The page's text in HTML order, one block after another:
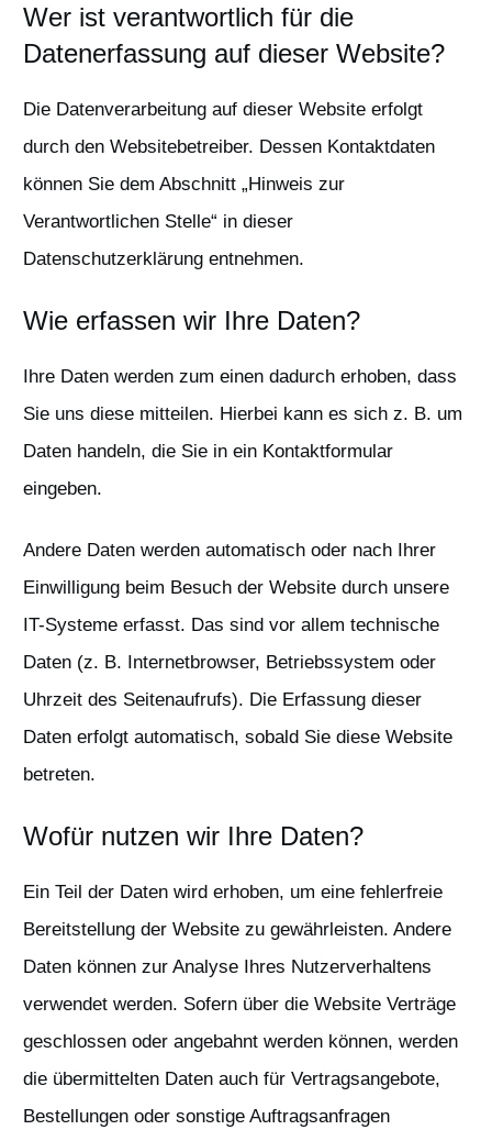
Wer ist verantwortlich für die
Datenerfassung auf dieser Website?
Die Datenverarbeitung auf dieser Website erfolgt
durch den Websitebetreiber. Dessen Kontaktdaten
können Sie dem Abschnitt „Hinweis zur
Verantwortlichen Stelle“ in dieser
Datenschutzerklärung entnehmen.
Wie erfassen wir Ihre Daten?
Ihre Daten werden zum einen dadurch erhoben, dass
Sie uns diese mitteilen. Hierbei kann es sich z. B. um
Daten handeln, die Sie in ein Kontaktformular
eingeben.
Andere Daten werden automatisch oder nach Ihrer
Einwilligung beim Besuch der Website durch unsere
IT-Systeme erfasst. Das sind vor allem technische
Daten (z. B. Internetbrowser, Betriebssystem oder
Uhrzeit des Seitenaufrufs). Die Erfassung dieser
Daten erfolgt automatisch, sobald Sie diese Website
betreten.
Wofür nutzen wir Ihre Daten?
Ein Teil der Daten wird erhoben, um eine fehlerfreie
Bereitstellung der Website zu gewährleisten. Andere
Daten können zur Analyse Ihres Nutzerverhaltens
verwendet werden. Sofern über die Website Verträge
geschlossen oder angebahnt werden können, werden
die übermittelten Daten auch für Vertragsangebote,
Bestellungen oder sonstige Auftragsanfragen